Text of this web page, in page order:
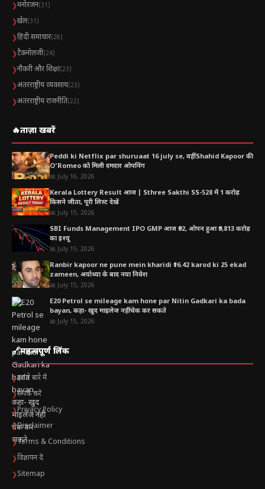
❯मनोरंजन(31)
❯खेल(31)
❯हिंदी समाचार(28)
❯टैकनोलजी(24)
❯नौकरी और शिक्षा(23)
❯अंतरराष्ट्रीय व्यवसाय(23)
❯अंतरराष्ट्रीय राजनीति(22)
🔥ताज़ा खबरें
Peddi ki Netflix par shuruaat 16 july se, वहीं Shahid Kapoor की
O’Romeo को मिली दमदार ओपनिंग
📅 July 16, 2026
Kerala Lottery Result आज | Sthree Sakthi SS-528 में 1 करोड़
किसने जीता, पूरी लिस्ट देखें
📅 July 15, 2026
SBI Funds Management IPO GMP आज ₹92, ओपन हुआ ₹9,813 करोड़
का इश्यू
📅 July 15, 2026
Ranbir kapoor ne pune mein kharidi ₹16.42 karod ki 25 ekad
zameen, अयोध्या के बाद नया निवेश
📅 July 15, 2026
E20 Petrol se mileage kam hone par Nitin Gadkari ka bada
bayan, कहा- खुद माइलेज नहीं चेक कर सकते
📅 July 15, 2026
🔗महत्वपूर्ण लिंक
❯हमारे बारे में
❯संपर्क करें
❯Privacy Policy
❯Disclaimer
❯Terms & Conditions
❯विज्ञापन दें
❯Sitemap